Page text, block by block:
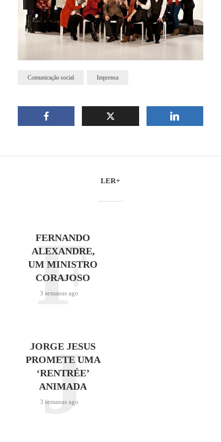
Comunicação social Imprensa
LER+
FERNANDO
ALEXANDRE,
UM MINISTRO
CORAJOSO
3 semanas ago
F
JORGE JESUS
PROMETE UMA
‘RENTRÉE’
ANIMADA
3 semanas ago
J